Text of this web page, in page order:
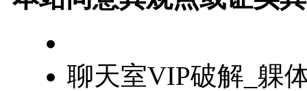
聊天室VIP破解_躶